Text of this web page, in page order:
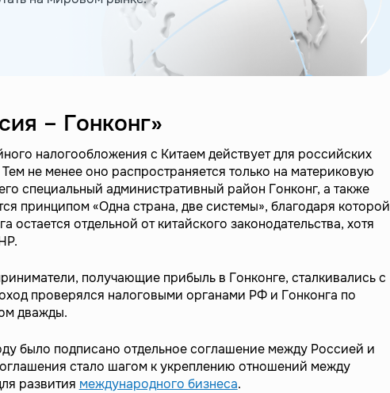
– Гонконг»
налогообложения с Китаем действует для российских
не менее оно распространяется только на материковую
специальный административный район Гонконг, а также
принципом «Одна страна, две системы», благодаря которой
остается отдельной от китайского законодательства, хотя
получающие прибыль в Гонконге, сталкивались с
проверялся налоговыми органами РФ и Гонконга по
дважды.
было подписано отдельное соглашение между Россией и
стало шагом к укреплению отношений между
развития международного бизнеса.